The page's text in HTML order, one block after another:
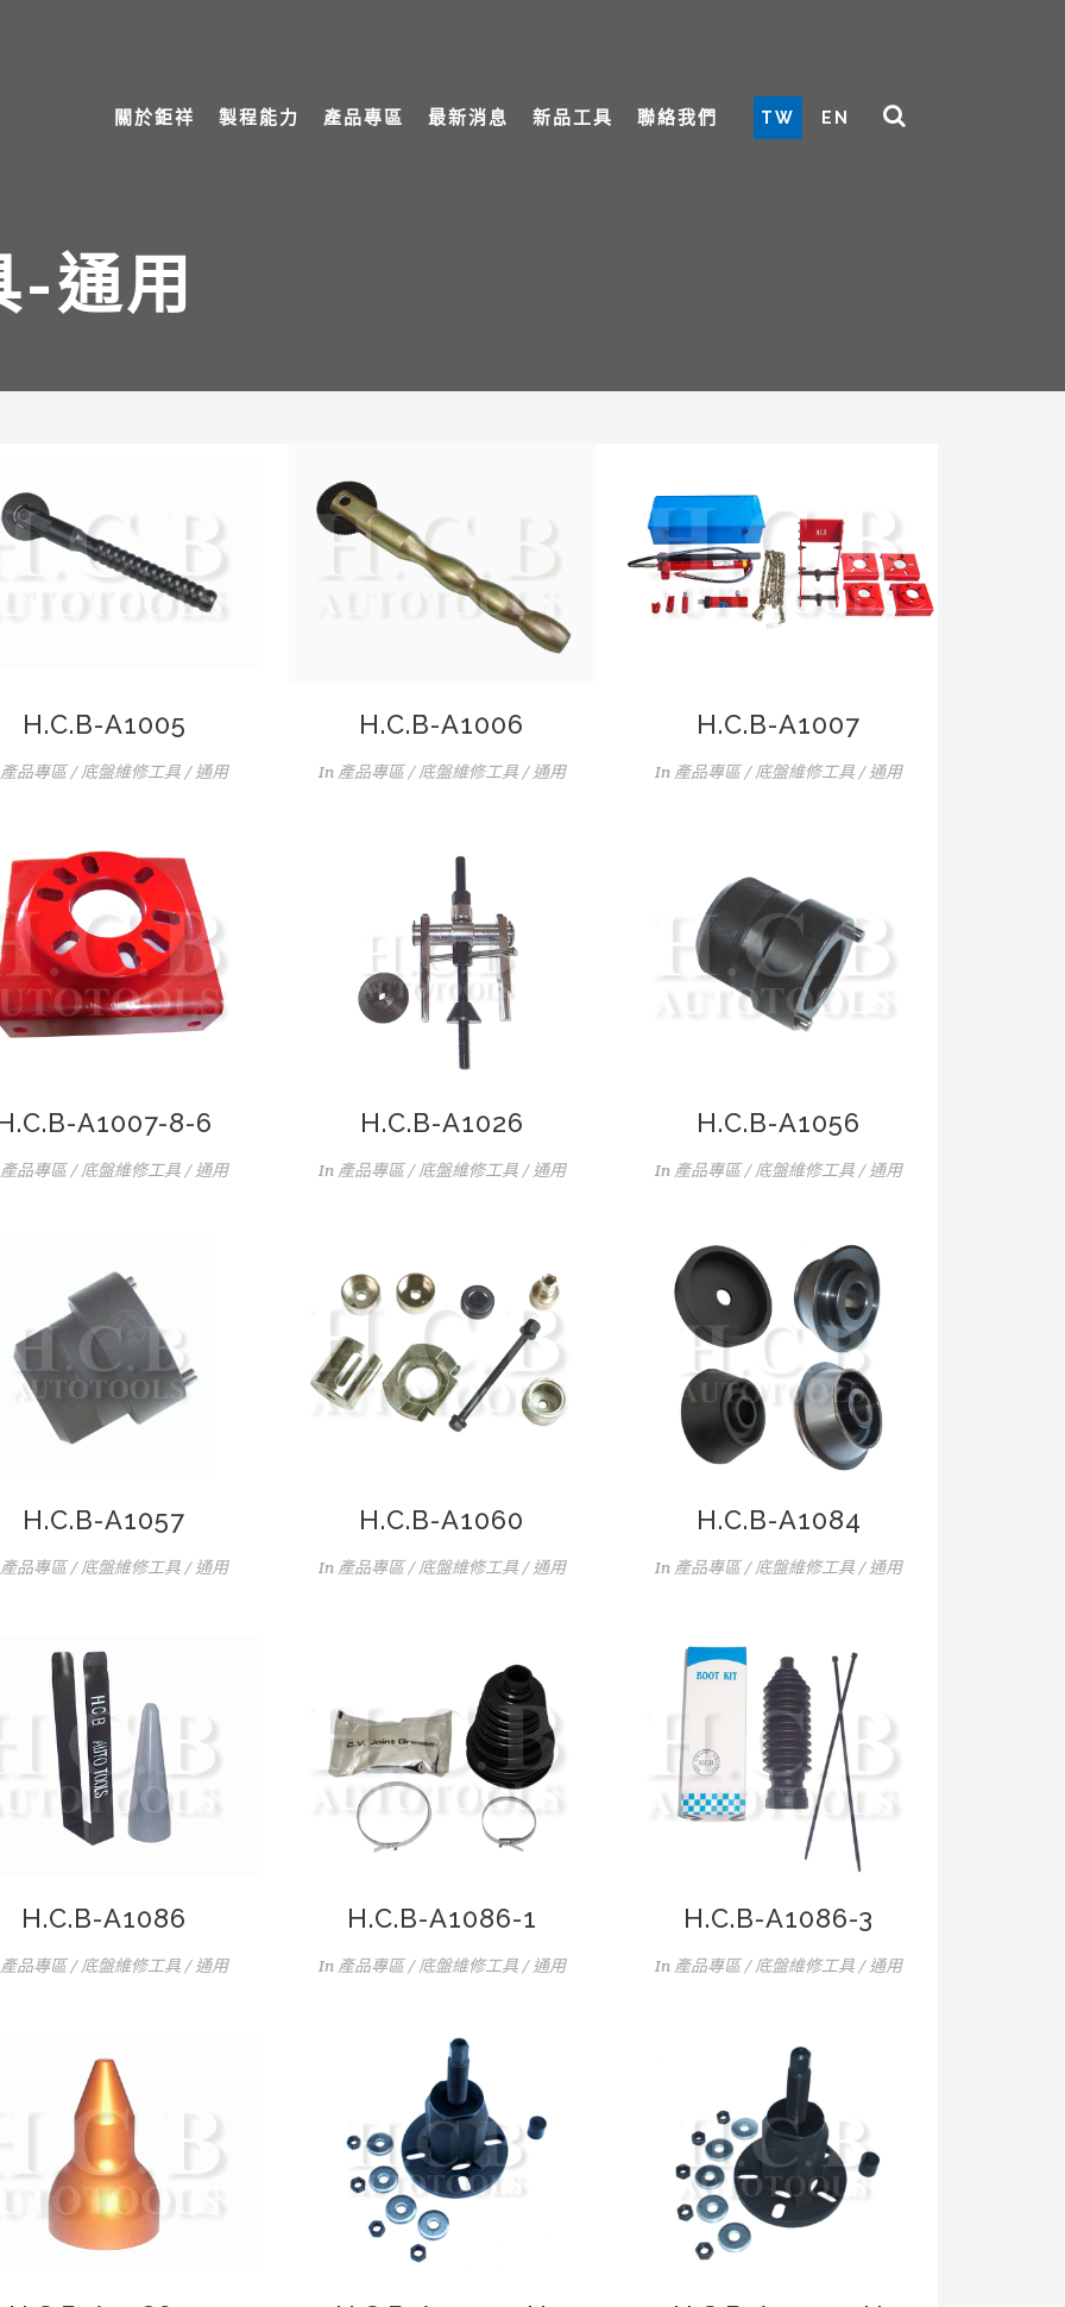
關於鉅祥 製程能力 產品專區 最新消息 新品工具 聯絡我們 TW EN
-通用
H.C.B-A1005
產品專區 / 底盤維修工具 / 通用
H.C.B-A1006
In 產品專區 / 底盤維修工具 / 通用
H.C.B-A1007
In 產品專區 / 底盤維修工具 / 通用
A1007-8-6
產品專區 / 底盤維修工具 / 通用
H.C.B-A1026
In 產品專區 / 底盤維修工具 / 通用
H.C.B-A1056
In 產品專區 / 底盤維修工具 / 通用
H.C.B-A1057
產品專區 / 底盤維修工具 / 通用
H.C.B-A1060
In 產品專區 / 底盤維修工具 / 通用
H.C.B-A1084
In 產品專區 / 底盤維修工具 / 通用
H.C.B-A1086
產品專區 / 底盤維修工具 / 通用
H.C.B-A1086-1
In 產品專區 / 底盤維修工具 / 通用
H.C.B-A1086-3
In 產品專區 / 底盤維修工具 / 通用